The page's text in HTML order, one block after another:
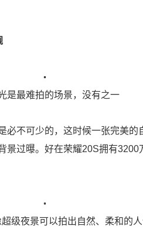
是最难拍的场景，没有之一
不可少的，这时候一张完美的
景过曝。好在荣耀20S拥有
级夜景可以拍出自然、柔和的